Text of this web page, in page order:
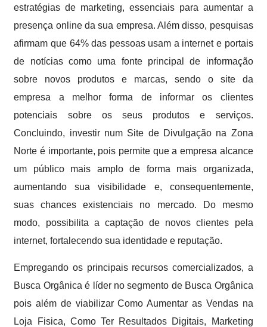
estratégias de marketing, essenciais para aumentar a
presença online da sua empresa. Além disso, pesquisas
afirmam que 64% das pessoas usam a internet e portais
de notícias como uma fonte principal de informação
sobre novos produtos e marcas, sendo o site da
empresa a melhor forma de informar os clientes
potenciais sobre os seus produtos e serviços.
Concluindo, investir num Site de Divulgação na Zona
Norte é importante, pois permite que a empresa alcance
um público mais amplo de forma mais organizada,
aumentando sua visibilidade e, consequentemente,
suas chances existenciais no mercado. Do mesmo
modo, possibilita a captação de novos clientes pela
internet, fortalecendo sua identidade e reputação.
Empregando os principais recursos comercializados, a
Busca Orgânica é líder no segmento de Busca Orgânica
pois além de viabilizar Como Aumentar as Vendas na
Loja Fisica, Como Ter Resultados Digitais, Marketing